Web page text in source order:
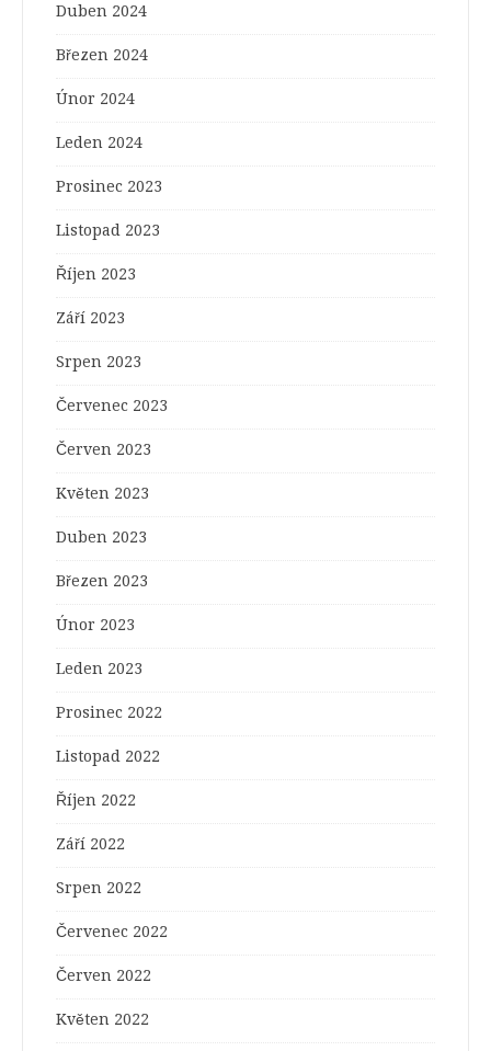
Duben 2024
Březen 2024
Únor 2024
Leden 2024
Prosinec 2023
Listopad 2023
Říjen 2023
Září 2023
Srpen 2023
Červenec 2023
Červen 2023
Květen 2023
Duben 2023
Březen 2023
Únor 2023
Leden 2023
Prosinec 2022
Listopad 2022
Říjen 2022
Září 2022
Srpen 2022
Červenec 2022
Červen 2022
Květen 2022